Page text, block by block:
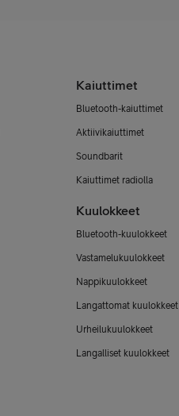
Kaiuttimet
Bluetooth-kaiuttimet
Aktiivikaiuttimet
Soundbarit
Kaiuttimet radiolla
Kuulokkeet
Bluetooth-kuulokkeet
Vastamelukuulokkeet
Nappikuulokkeet
Langattomat kuulokkeet
Urheilukuulokkeet
Langalliset kuulokkeet